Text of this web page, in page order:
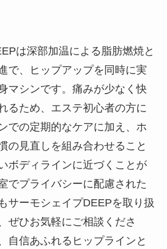
は深部加温による脂肪燃焼と
で、ヒップアップを同時に実
マシンです。痛みが少なく快
るため、エステ初心者の方に
での定期的なケアに加え、ホ
の見直しを組み合わせること
ボディラインに近づくことが
でプライバシーに配慮された
サーモシェイプDEEPを取り扱
ぜひお気軽にご相談くださ
自信あふれるヒップラインと